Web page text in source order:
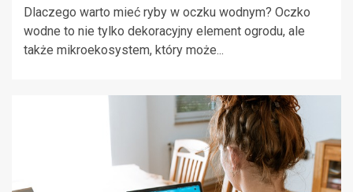
Dlaczego warto mieć ryby w oczku wodnym? Oczko
wodne to nie tylko dekoracyjny element ogrodu, ale
także mikroekosystem, który może...